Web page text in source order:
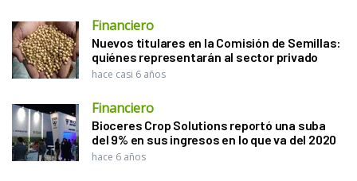
Financiero
Nuevos titulares en la Comisión de Semillas:
quiénes representarán al sector privado
hace casi 6 años
Financiero
Bioceres Crop Solutions reportó una suba
del 9% en sus ingresos en lo que va del 2020
hace 6 años